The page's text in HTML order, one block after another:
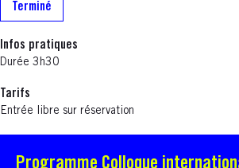
Terminé
Infos pratiques
Durée 3h30
Tarifs
Entrée libre sur réservation
S'ouvre dans une nouvelle fenêtre